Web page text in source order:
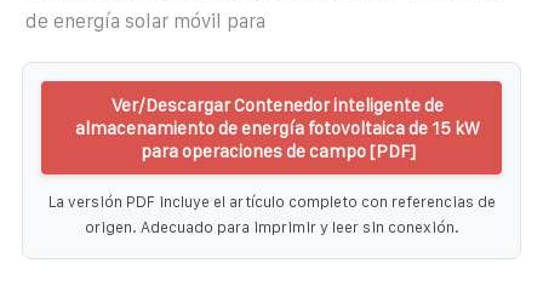
de energía solar móvil para
Ver/Descargar Contenedor inteligente de
almacenamiento de energía fotovoltaica de 15 kW
para operaciones de campo [PDF]
La versión PDF incluye el artículo completo con referencias de
origen. Adecuado para imprimir y leer sin conexión.